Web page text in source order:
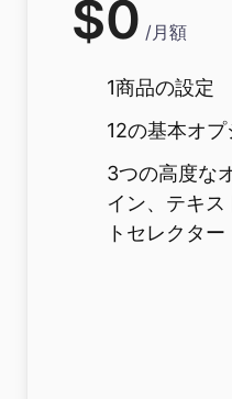
$0 /月額
1商品の設定
12の基本オプ
3つの高度な
イン、テキ
トセレクター